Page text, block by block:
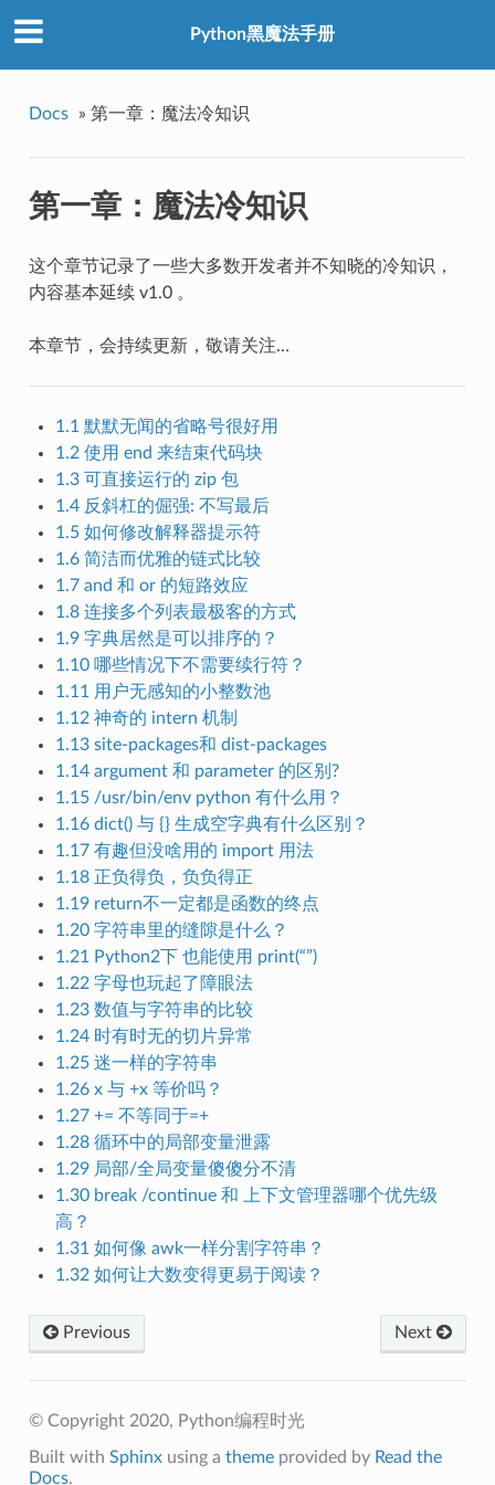
Python黑魔法手册
Docs » 第一章：魔法冷知识
第一章：魔法冷知识
这个章节记录了一些大多数开发者并不知晓的冷知识，
内容基本延续 v1.0 。
本章节，会持续更新，敬请关注…
1.1 默默无闻的省略号很好用
1.2 使用 end 来结束代码块
1.3 可直接运行的 zip 包
1.4 反斜杠的倔强: 不写最后
1.5 如何修改解释器提示符
1.6 简洁而优雅的链式比较
1.7 and 和 or 的短路效应
1.8 连接多个列表最极客的方式
1.9 字典居然是可以排序的？
1.10 哪些情况下不需要续行符？
1.11 用户无感知的小整数池
1.12 神奇的 intern 机制
1.13 site-packages和 dist-packages
1.14 argument 和 parameter 的区别?
1.15 /usr/bin/env python 有什么用？
1.16 dict() 与 {} 生成空字典有什么区别？
1.17 有趣但没啥用的 import 用法
1.18 正负得负，负负得正
1.19 return不一定都是函数的终点
1.20 字符串里的缝隙是什么？
1.21 Python2下 也能使用 print(“”)
1.22 字母也玩起了障眼法
1.23 数值与字符串的比较
1.24 时有时无的切片异常
1.25 迷一样的字符串
1.26 x 与 +x 等价吗？
1.27 += 不等同于=+
1.28 循环中的局部变量泄露
1.29 局部/全局变量傻傻分不清
1.30 break /continue 和 上下文管理器哪个优先级
高？
1.31 如何像 awk一样分割字符串？
1.32 如何让大数变得更易于阅读？
Next
Previous
© Copyright 2020, Python编程时光
Built with Sphinxusing a themeprovided by Read the
Docs.